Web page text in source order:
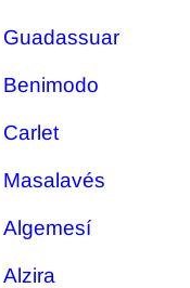
Guadassuar
Benimodo
Carlet
Masalavés
Algemesí
Alzira